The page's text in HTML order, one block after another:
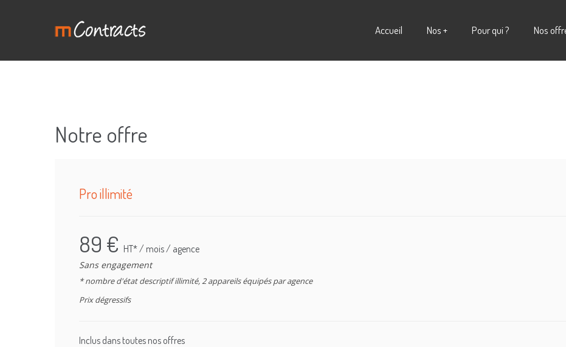
Accueil Nos + Pour qui ? Nos
Notre offre
Pro illimité
89 € HT* / mois / agence
Sans engagement
* nombre d'état descriptif illimité, 2 appareils équipés par agence
Prix dégressifs
Inclus dans toutes nos offres